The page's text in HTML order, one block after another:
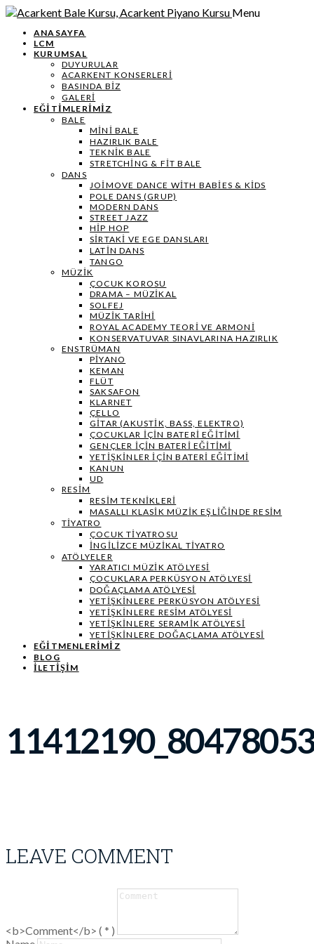
Menu
ANASAYFA
LCM
KURUMSAL
DUYURULAR
ACARKENT KONSERLERİ
BASINDA BİZ
GALERİ
EĞİTİMLERİMİZ
BALE
MİNİ BALE
HAZIRLIK BALE
TEKNIK BALE
STRETCHING & FIT BALE
DANS
JOIMOVE DANCE WITH BABIES & KIDS
POLE DANS (GRUP)
MODERN DANS
STREET JAZZ
HIP HOP
SIRTAKI VE EGE DANSLARI
LATIN DANS
TANGO
MÜZIK
ÇOCUK KOROSU
DRAMA – MÜZIKAL
SOLFEJ
MÜZIK TARIHI
ROYAL ACADEMY TEORI VE ARMONI
KONSERVATUVAR SINAVLARINA HAZIRLIK
ENSTRÜMAN
PIYANO
KEMAN
FLÜT
SAKSAFON
KLARNET
ÇELLO
GITAR (AKUSTIK, BASS, ELEKTRO)
ÇOCUKLAR IÇIN BATERI EĞITIMI
GENÇLER İÇIN BATERI EĞITIMI
YETIŞKINLER IÇIN BATERI EĞITIMI
KANUN
UD
RESIM
RESIM TEKNIKLERI
MASALLI KLASIK MÜZIK EŞLIĞINDE RESIM
TIYATRO
ÇOCUK TIYATROSU
İNGILIZCE MÜZIKAL TIYATRO
ATÖLYELER
YARATICI MÜZIK ATÖLYESI
ÇOCUKLARA PERKÜSYON ATÖLYESI
DOĞAÇLAMA ATÖLYESI
YETIŞKINLERE PERKÜSYON ATÖLYESI
YETIŞKINLERE RESIM ATÖLYESI
YETIŞKINLERE SERAMIK ATÖLYESI
YETIŞKINLERE DOĞAÇLAMA ATÖLYESI
EĞITMENLERIMIZ
BLOG
İLETİŞİM
LEAVE COMMENT
<b>Comment</b> ( * )